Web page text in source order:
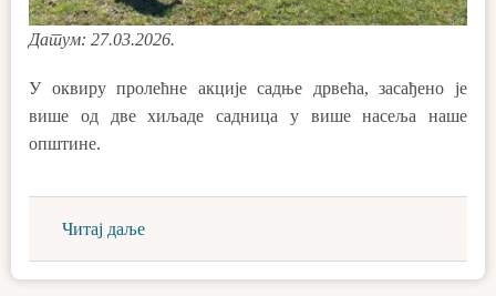
Датум: 27.03.2026.
У оквиру пролећне акције садње дрвећа, засађено је
више од две хиљаде садница у више насеља наше
општине.
Читај даље